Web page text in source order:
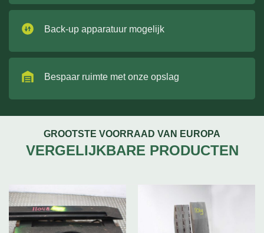
Back-up apparatuur mogelijk
Bespaar ruimte met onze opslag
GROOTSTE VOORRAAD VAN EUROPA
VERGELIJKBARE PRODUCTEN